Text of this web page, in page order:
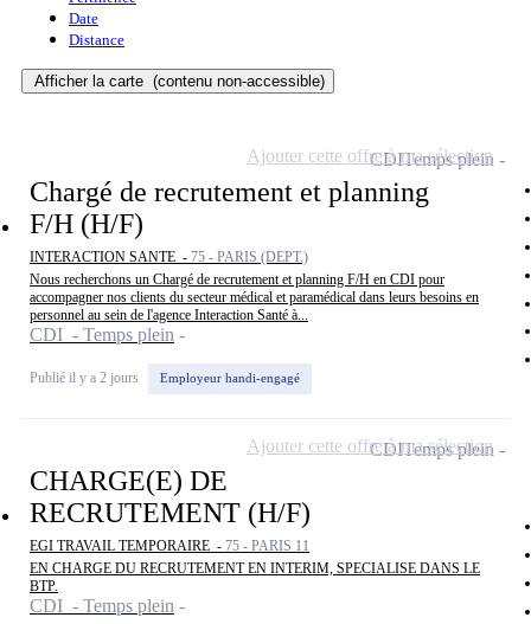
Date
Distance
Afficher la carte (contenu non-accessible)
Chargé de recrutement et planning
F/H (H/F)
INTERACTION SANTE - 75 - PARIS (DEPT.)
Nous recherchons un Chargé de recrutement et planning F/H en CDI pour
accompagner nos clients du secteur médical et paramédical dans leurs besoins en
personnel au sein de l'agence Interaction Santé à...
CDI - Temps plein
Publié il y a 2 jours Employeur handi-engagé
CDITemps plein
Ajouter cette offre à ma sélection
CHARGE(E) DE
RECRUTEMENT (H/F)
EGI TRAVAIL TEMPORAIRE - 75 - PARIS 11
EN CHARGE DU RECRUTEMENT EN INTERIM, SPECIALISE DANS LE
BTP.
CDI - Temps plein
CDITemps plein
Ajouter cette offre à ma sélection